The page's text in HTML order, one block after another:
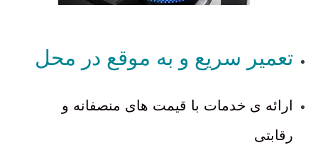
تعمیر سریع و به موقع در محل
ارائه ی خدمات با قیمت های منصفانه و
رقابتی